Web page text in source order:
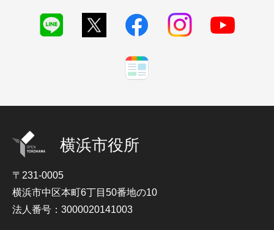
横浜市役所
〒231-0005
横浜市中区本町6丁目50番地の10
法人番号：3000020141003